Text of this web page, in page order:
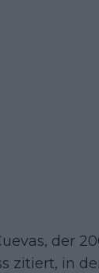
der
zitiert, in